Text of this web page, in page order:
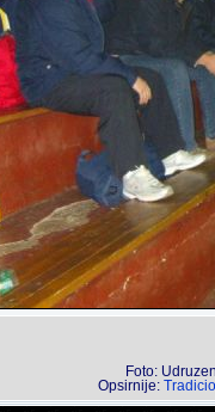
Foto:
Opsirnije: